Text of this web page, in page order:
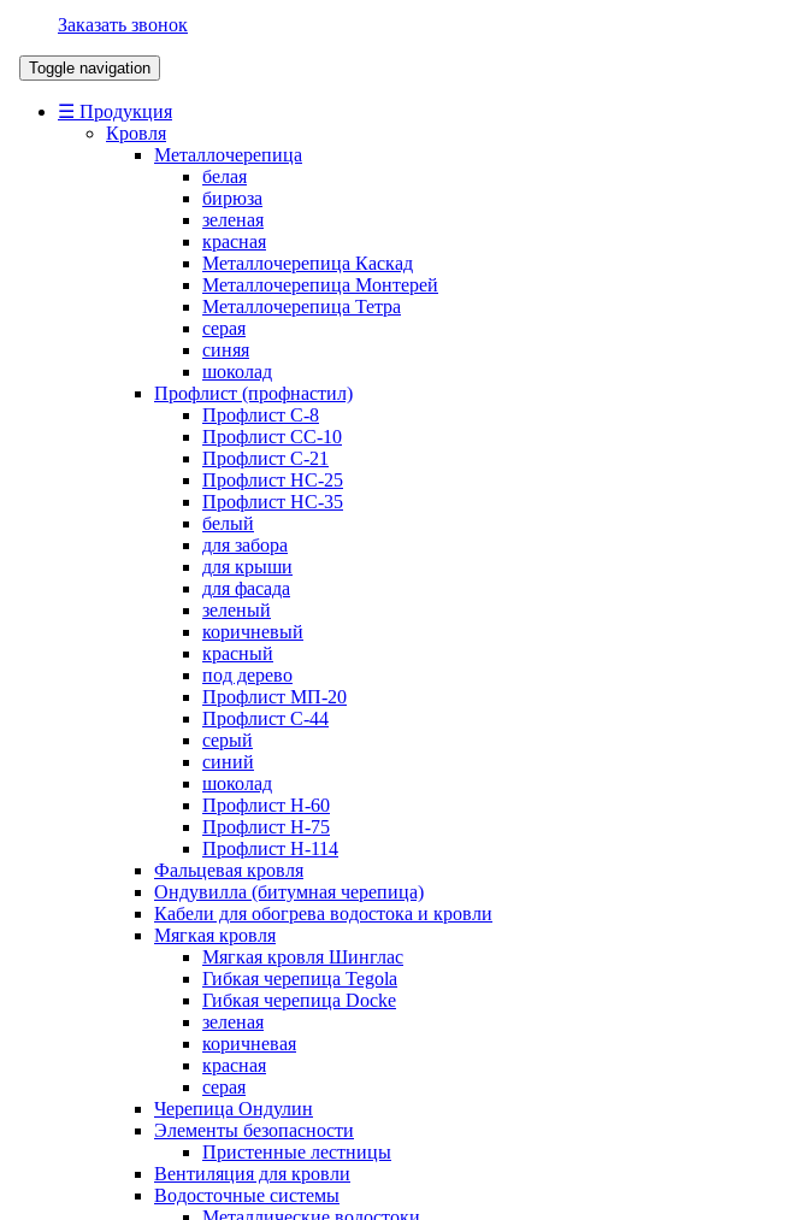
Заказать звонок
Toggle navigation
☰ Продукция
Кровля
Металлочерепица
белая
бирюза
зеленая
красная
Металлочерепица Каскад
Металлочерепица Монтерей
Металлочерепица Тетра
серая
синяя
шоколад
Профлист (профнастил)
Профлист С-8
Профлист СС-10
Профлист C-21
Профлист НС-25
Профлист НС-35
белый
для забора
для крыши
для фасада
зеленый
коричневый
красный
под дерево
Профлист МП-20
Профлист С-44
серый
синий
шоколад
Профлист Н-60
Профлист Н-75
Профлист H-114
Фальцевая кровля
Ондувилла (битумная черепица)
Кабели для обогрева водостока и кровли
Мягкая кровля
Мягкая кровля Шинглас
Гибкая черепица Tegola
Гибкая черепица Docke
зеленая
коричневая
красная
серая
Черепица Ондулин
Элементы безопасности
Пристенные лестницы
Вентиляция для кровли
Водосточные системы